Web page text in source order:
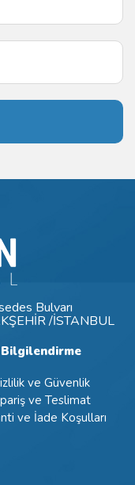
Bulvarı
/İSTANBUL
Bilgilendirme
ve Güvenlik
ve Teslimat
ve İade Koşulları